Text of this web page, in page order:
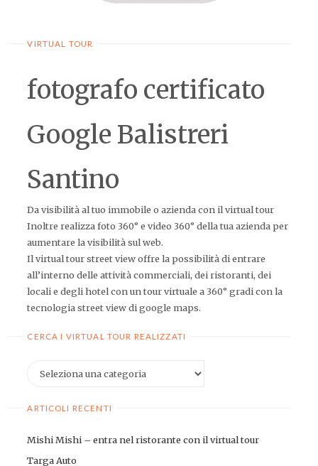
VIRTUAL TOUR
fotografo certificato
Google Balistreri
Santino
Da visibilità al tuo immobile o azienda con il virtual tour
Inoltre realizza foto 360° e video 360° della tua azienda per
aumentare la visibilità sul web.
Il virtual tour street view offre la possibilità di entrare
all’interno delle attività commerciali, dei ristoranti, dei
locali e degli hotel con un tour virtuale a 360° gradi con la
tecnologia street view di google maps.
CERCA I VIRTUAL TOUR REALIZZATI
Cerca
ARTICOLI RECENTI
Mishi Mishi – entra nel ristorante con il virtual tour
Targa Auto